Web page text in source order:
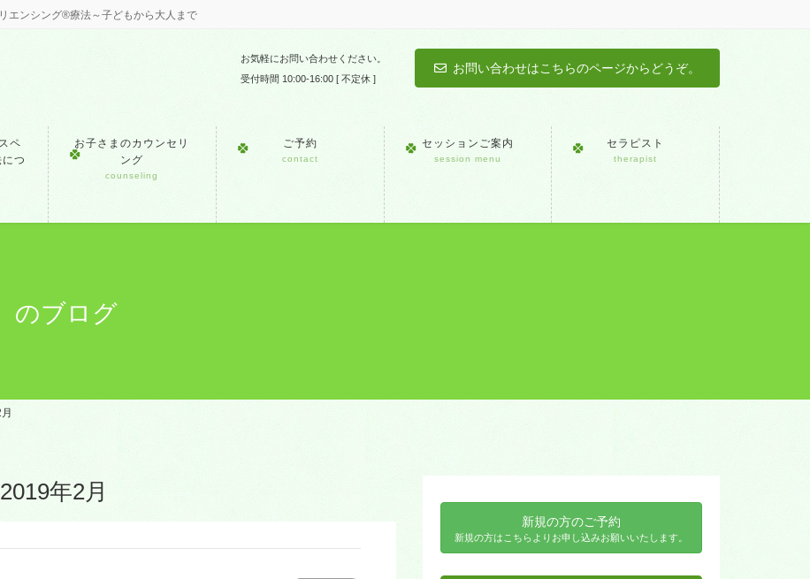
エンシング®療法～子どもから大人まで
お気軽にお問い合わせください。
受付時間 10:00-16:00 [ 不定休 ]
お問い合わせはこちらのページからどうぞ。
ペ
つ
お子さまのカウンセリ
ング
counseling
ご予約
contact
セッションご案内
session menu
セラピスト
therapist
のブログ
2019年2月
新規の方のご予約
新規の方はこちらよりお申し込みお願いいたします。